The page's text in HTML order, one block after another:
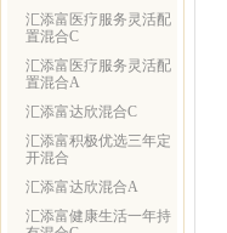
汇添富医疗服务灵活配
置混合C
汇添富医疗服务灵活配
置混合A
汇添富达欣混合C
汇添富积极优选三年定
开混合
汇添富达欣混合A
汇添富健康生活一年持